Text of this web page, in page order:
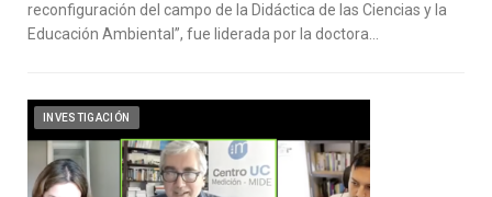
reconfiguración del campo de la Didáctica de las Ciencias y la
Educación Ambiental”, fue liderada por la doctora…
INVESTIGACIÓN